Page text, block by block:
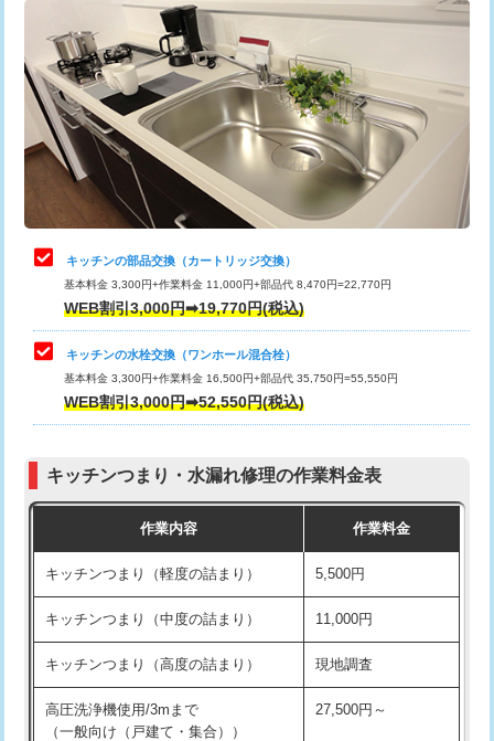
給水管工事※（バンド止め) 3,300円
給水管工事※（支持金具設置) 5,500円
給水管工事※（保温材使用（バンド止
め込み）)
5,500円
給水管工事※（土の掘削・埋め戻し作
11,000円
給水管工事※（塩ビ管（VP・HI）使
用/3ｍまで)
給水管工事※（塩ビ管（VP・HI）使
用（追加）/3ｍ超え)
給水管工事※（ライニング鋼管・銅
管・ポリ管・HT管使用/3ｍまで)
44,000円
管・ポリ管・HT管使用/3ｍ超え)
排水管工事（土の掘削・埋め戻し作
11,000円~
排水管工事（排水管工事/3ｍまで） 55,000円
排水管工事（追加 排水管工事/3ｍ超
+11,000円
マス交換（土の掘削・埋め戻し作業）
追加トーラー機使用/3m超え +3,300円
カメラ調査 33,000円
桝清掃 8,800円
止水・漏水調査・防水処理・清掃・修
理・調整・分解・加工など（軽作業）
11,000円
止水・漏水調査・防水処理・清掃・修
理・調整・分解・加工など（中作業）
22,000円
止水・漏水調査・防水処理・清掃・修
理・調整・分解・加工など（重作業）
33,000円
お風呂タンク脱着
その他部品の脱着
式・ワンホール）)
交換・取付(排水栓・排水トラップ
22,000円+材料費
キッチンの部品交換（カートリッジ交換）
基本料金 3,300円+作業料金 11,000円+部品代 8,470円=22,770円
WEB割引3,000円➡19,770円(税込)
キッチンの水栓交換（ワンホール混合栓）
基本料金 3,300円+作業料金 16,500円+部品代 35,750円=55,550円
WEB割引3,000円➡52,550円(税込)
キッチンつまり・水漏れ修理の作業料金表
作業内容 作業料金
キッチンつまり（軽度の詰まり） 5,500円
キッチンつまり（中度の詰まり） 11,000円
キッチンつまり（高度の詰まり） 現地調査
高圧洗浄機使用/3mまで
（一般向け（戸建て・集合））
27,500円～